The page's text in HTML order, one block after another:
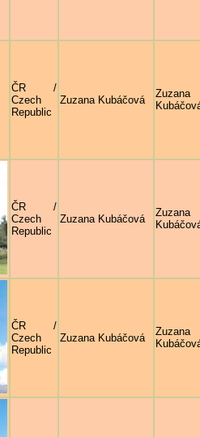
ČR /
Czech
Republic
Zuzana Kubáčová
Zuzana
ČR /
Czech
Republic
Zuzana Kubáčová
Zuzana
ČR /
Czech
Republic
Zuzana Kubáčová
Zuzana